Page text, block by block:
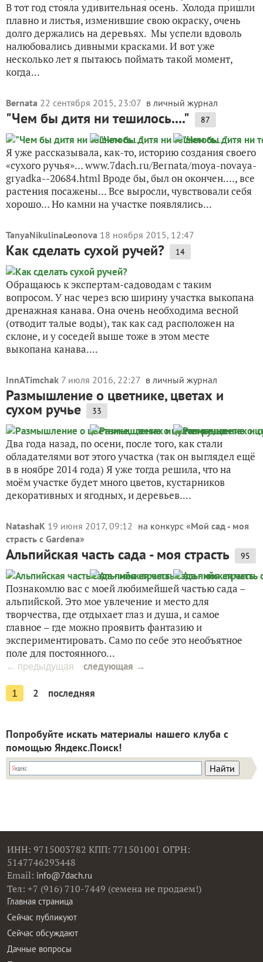
В тот год стояла удивительная осень. Холода пришли
плавно и листья, изменившие свою окраску, очень
долго держались на деревьях. Мы успели вдоволь
налюбовались дивными красками. И вот уже
несколько лет я пытаюсь поймать такой момент,
когда...
Bernata 22 сентября 2015, 23:07 в личный журнал
"Чем бы дитя ни тешилось...." 87
Я уже рассказывала, как-то, историю создания своего
«сухого ручья»… www.7dach.ru/Bernata/moya-novaya-
gryadka--20684.html Вроде бы, был он окончен...., все
растения посажены… Все выросли, чувствовали себя
хорошо… Но камни на участке появлялись...
TanyaNikulinaLeonova 18 ноября 2015, 12:47
Как сделать сухой ручей? 14
Обращаюсь к экспертам-садоводам с таким
вопросом. У нас через всю ширину участка выкопана
дренажная канава. Она очень необходима весной
(отводит талые воды), так как сад расположен на
склоне, и у соседей выше тоже в этом месте
выкопана канава....
InnATimchak 7 июля 2016, 22:27 в личный журнал
Размышление о цветнике, цветах и
сухом ручье 33
Два года назад, по осени, после того, как стали
обладателями вот этого участка (так он выглядел ещё
в в ноябре 2014 года) Я уже тогда решила, что на
моём участке будет много цветов, кустарников
декоративных и ягодных, и деревьев....
NatashaK 19 июня 2017, 09:12 на конкурс «Мой сад - моя
страсть с Gardena»
Альпийская часть сада - моя страсть 95
Познакомлю вас с моей любимейшей частью сада –
альпийской. Это мое увлечение и место для
творчества, где отдыхает глаз и душа, и самое
главное – где можно проявить фантазию и
экспериментировать. Само по себе это необъятное
поле для постоянного...
← предыдущая следующая →
1 2 последняя
Попробуйте искать материалы нашего клуба с
помощью Яндекс.Поиск!
ИНН: 9715003782 КПП: 771501001 ОГРН:
5147746293448
Email: info@7dach.ru
Тел: +7 (916) 710-7449 (семена не продаем!)
Главная страница
Сейчас публикуют
Сейчас обсуждают
Дачные вопросы